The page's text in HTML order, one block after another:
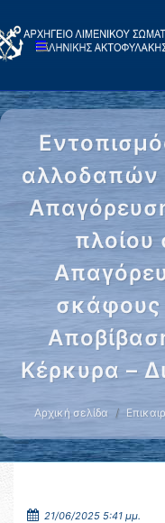
αλλοδαπών
πλοίου
σκάφους
Κέρκυρα –
Αρχική σελίδα
21/06/2025 5:41 μμ.